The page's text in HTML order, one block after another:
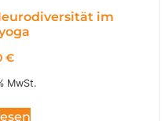
im
€
MwSt.